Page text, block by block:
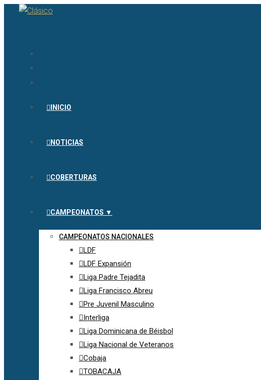
INICIO
NOTICIAS
COBERTURAS
CAMPEONATOS ▼
CAMPEONATOS NACIONALES
LDF
LDF Expansión
Liga Padre Tejadita
Liga Francisco Abreu
Pre Juvenil Masculino
Interliga
Liga Dominicana de Béisbol
Liga Nacional de Veteranos
Cobaja
TOBACAJA